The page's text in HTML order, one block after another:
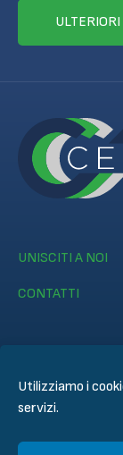
Utilizziamo i
servizi.
UNISCITI A NOI
CONTATTI